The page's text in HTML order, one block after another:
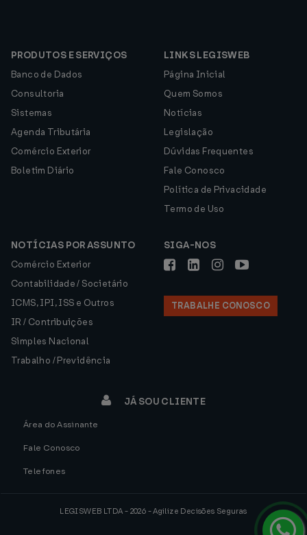
PRODUTOS E SERVIÇOS
Banco de Dados
Consultoria
Sistemas
Agenda Tributária
Comércio Exterior
Boletim Diário
LINKS LEGISWEB
Página Inicial
Quem Somos
Notícias
Legislação
Dúvidas Frequentes
Fale Conosco
Política de Privacidade
Termo de Uso
NOTÍCIAS POR ASSUNTO
Comércio Exterior
Contabilidade / Societário
ICMS, IPI, ISS e Outros
IR / Contribuições
Simples Nacional
Trabalho / Previdência
SIGA-NOS
TRABALHE CONOSCO
JÁ SOU CLIENTE
Área do Assinante
Fale Conosco
Telefones
LEGISWEB LTDA - 2026 - Agilize Decisões Seguras